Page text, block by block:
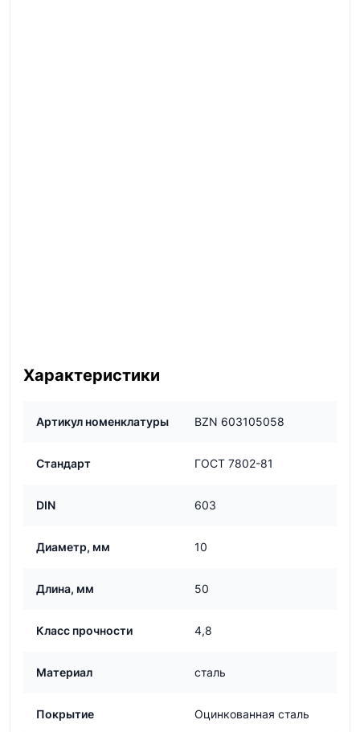
Характеристики
Артикул номенклатуры BZN 603105058
Стандарт ГОСТ 7802-81
DIN 603
Диаметр, мм 10
Длина, мм 50
Класс прочности 4,8
Материал сталь
Покрытие Оцинкованная сталь